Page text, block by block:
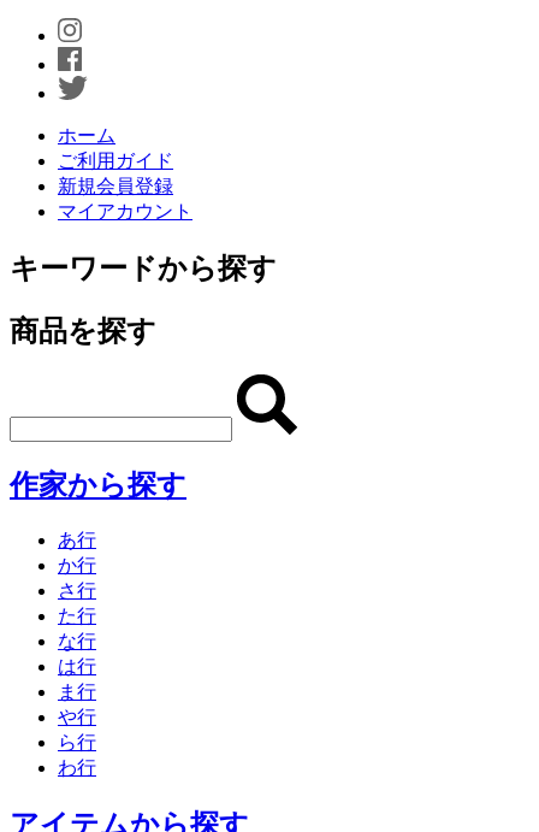
ホーム
ご利用ガイド
新規会員登録
マイアカウント
キーワードから探す
商品を探す
作家から探す
あ行
か行
さ行
た行
な行
は行
ま行
や行
ら行
わ行
アイテムから探す